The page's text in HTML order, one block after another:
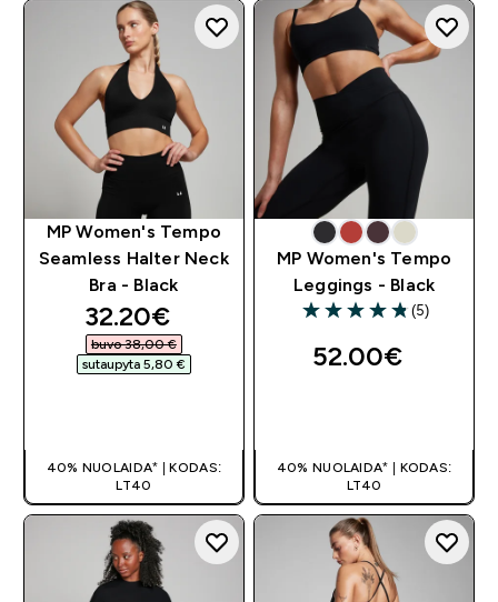
MP Women's Tempo
Seamless Halter Neck
Bra - Black
discounted price
32.20€‎
buvo 38,00 €‎
sutaupyta 5,80 €‎
40% NUOLAIDA* | KODAS:
LT40
MP Women's Tempo
Leggings - Black
4.8 out of 5 stars
(5)
52.00€‎
40% NUOLAIDA* | KODAS:
LT40